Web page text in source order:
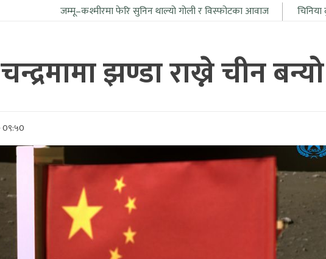
जम्मू–कश्मीरमा फेरि सुनिन थाल्यो गोली र विस्फोटका आवाज चिनिया दुतावासले दियो
चन्द्रमामा झण्डा राख्ने चीन
0९:५0